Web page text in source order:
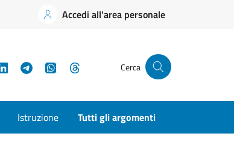
Accedi all'area personale
LinkedInTelegramWhatsApp Cerca
Istruzione Tutti gli argomenti